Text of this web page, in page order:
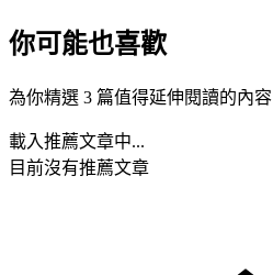
你可能也喜歡
為你精選 3 篇值得延伸閱讀的內容
載入推薦文章中...
目前沒有推薦文章